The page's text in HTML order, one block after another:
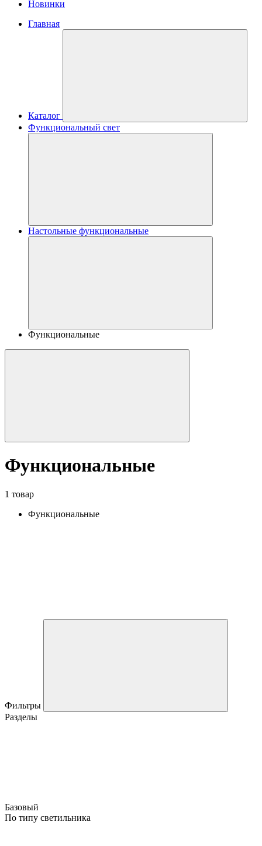
Новинки
Главная
Каталог
Функциональный свет
Настольные функциональные
Функциональные
Функциональные
1 товар
Функциональные
Фильтры
Разделы
Базовый
По типу светильника